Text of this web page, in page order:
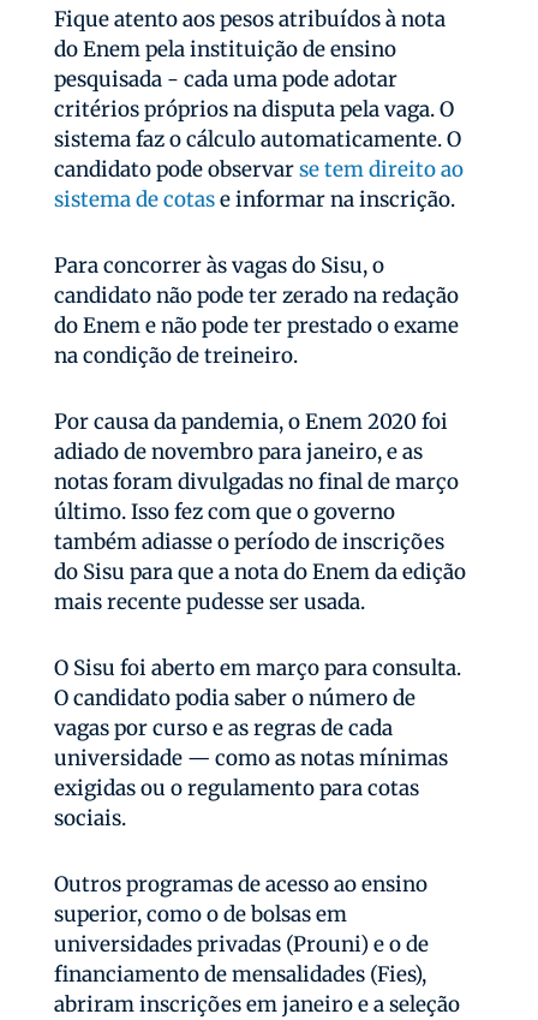
Fique atento aos pesos atribuídos à nota
do Enem pela instituição de ensino
pesquisada - cada uma pode adotar
critérios próprios na disputa pela vaga. O
sistema faz o cálculo automaticamente. O
candidato pode observarse tem direito ao
sistema de cotase informar na inscrição.
Para concorrer às vagas do Sisu, o
candidato não pode ter zerado na redação
do Enem e não pode ter prestado o exame
na condição de treineiro.
Por causa da pandemia, o Enem 2020 foi
adiado de novembro para janeiro, e as
notas foram divulgadas no final de março
último. Isso fez com que o governo
também adiasse o período de inscrições
do Sisu para que a nota do Enem da edição
mais recente pudesse ser usada.
O Sisu foi aberto em março para consulta.
O candidato podia saber o número de
vagas por curso e as regras de cada
universidade — como as notas mínimas
exigidas ou o regulamento para cotas
sociais.
Outros programas de acesso ao ensino
superior, como o de bolsas em
universidades privadas (Prouni) e o de
financiamento de mensalidades (Fies),
abriram inscrições em janeiro e a seleção